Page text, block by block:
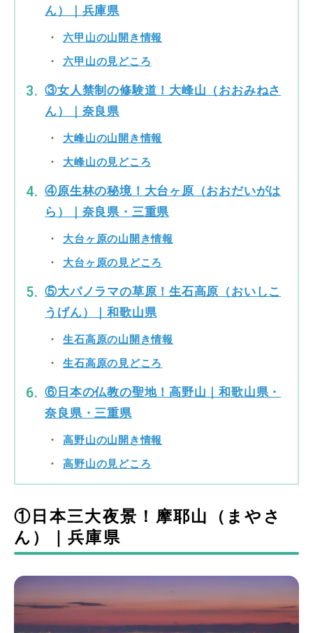
ん）｜兵庫県
六甲山の山開き情報
六甲山の見どころ
③女人禁制の修験道！大峰山（おおみねさ
ん）｜奈良県
大峰山の山開き情報
大峰山の見どころ
④原生林の秘境！大台ヶ原（おおだいがは
ら）｜奈良県・三重県
大台ヶ原の山開き情報
大台ヶ原の見どころ
⑤大パノラマの草原！生石高原（おいしこ
うげん）｜和歌山県
生石高原の山開き情報
生石高原の見どころ
⑥日本の仏教の聖地！高野山｜和歌山県・
奈良県・三重県
高野山の山開き情報
高野山の見どころ
①日本三大夜景！摩耶山（まやさ
ん）｜兵庫県